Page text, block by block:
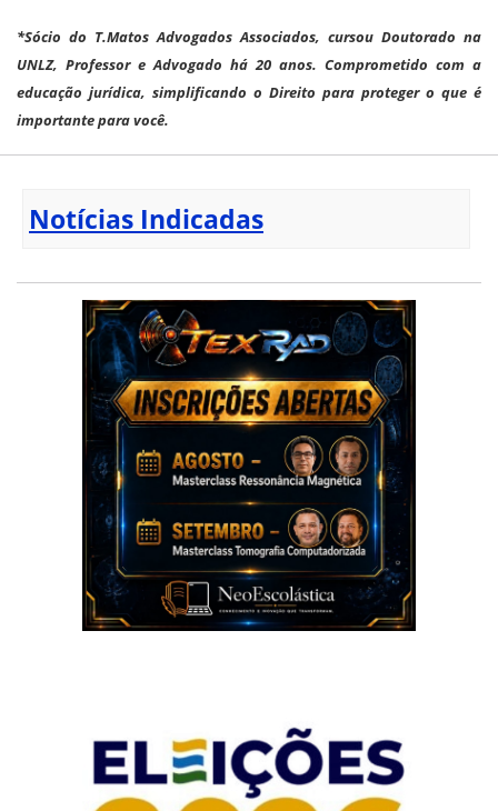
*Sócio do T.Matos Advogados Associados, cursou Doutorado na
UNLZ, Professor e Advogado há 20 anos. Comprometido com a
educação jurídica, simplificando o Direito para proteger o que é
importante para você.
Notícias Indicadas